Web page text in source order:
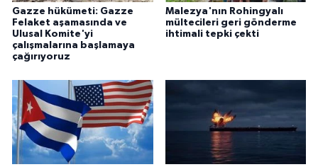
Gazze hükümeti: Gazze
Felaket aşamasında ve
Ulusal Komite'yi
çalışmalarına başlamaya
çağırıyoruz
Malezya'nın Rohingyalı
mültecileri geri gönderme
ihtimali tepki çekti